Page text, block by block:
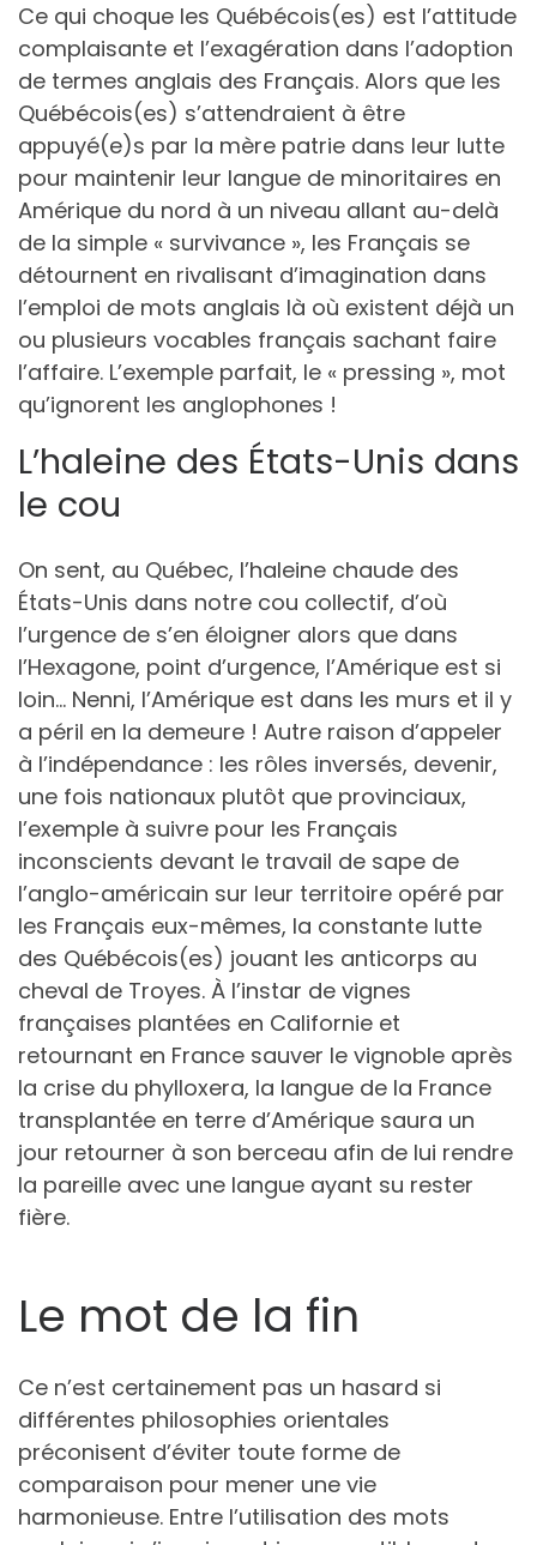
Ce qui choque les Québécois(es) est l’attitude
complaisante et l’exagération dans l’adoption
de termes anglais des Français. Alors que les
Québécois(es) s’attendraient à être
appuyé(e)s par la mère patrie dans leur lutte
pour maintenir leur langue de minoritaires en
Amérique du nord à un niveau allant au-delà
de la simple « survivance », les Français se
détournent en rivalisant d’imagination dans
l’emploi de mots anglais là où existent déjà un
ou plusieurs vocables français sachant faire
l’affaire. L’exemple parfait, le « pressing », mot
qu’ignorent les anglophones !
L’haleine des États-Unis dans
le cou
On sent, au Québec, l’haleine chaude des
États-Unis dans notre cou collectif, d’où
l’urgence de s’en éloigner alors que dans
l’Hexagone, point d’urgence, l’Amérique est si
loin… Nenni, l’Amérique est dans les murs et il y
a péril en la demeure ! Autre raison d’appeler
à l’indépendance : les rôles inversés, devenir,
une fois nationaux plutôt que provinciaux,
l’exemple à suivre pour les Français
inconscients devant le travail de sape de
l’anglo-américain sur leur territoire opéré par
les Français eux-mêmes, la constante lutte
des Québécois(es) jouant les anticorps au
cheval de Troyes. À l’instar de vignes
françaises plantées en Californie et
retournant en France sauver le vignoble après
la crise du phylloxera, la langue de la France
transplantée en terre d’Amérique saura un
jour retourner à son berceau afin de lui rendre
la pareille avec une langue ayant su rester
fière.
Le mot de la fin
Ce n’est certainement pas un hasard si
différentes philosophies orientales
préconisent d’éviter toute forme de
comparaison pour mener une vie
harmonieuse. Entre l’utilisation des mots